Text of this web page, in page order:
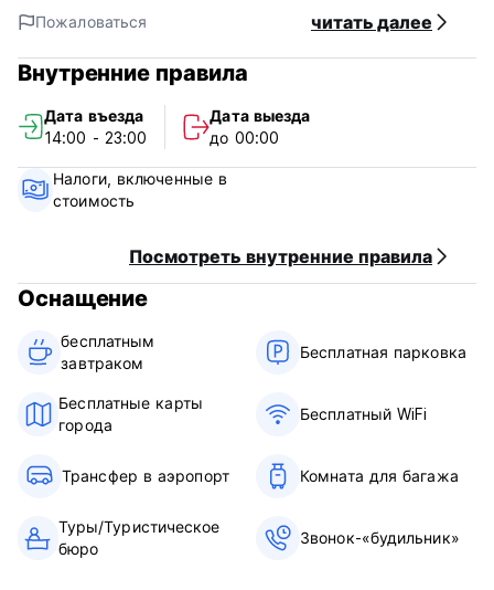
24 Hours Reception .
Check in from 14:00 to 23:00 .
Check out before 11:00 .
Payment upon arrival by cash, credit cards.
Taxes included.
Breakfast included.
No curfew.
Child friendly only if booking private rooms and being with
the guardian
Пожаловаться читать далее
Внутренние правила
Дата въезда
14:00 - 23:00
Дата выезда
до 00:00
Налоги, включенные в
стоимость
Посмотреть внутренние правила
Оснащение
бесплатным
завтраком‎
Бесплатная парковка
Бесплатные карты
города
Бесплатный WiFi
Трансфер в аэропорт Комната для багажа
Туры/Туристическое
бюро
Звонок-«будильник»